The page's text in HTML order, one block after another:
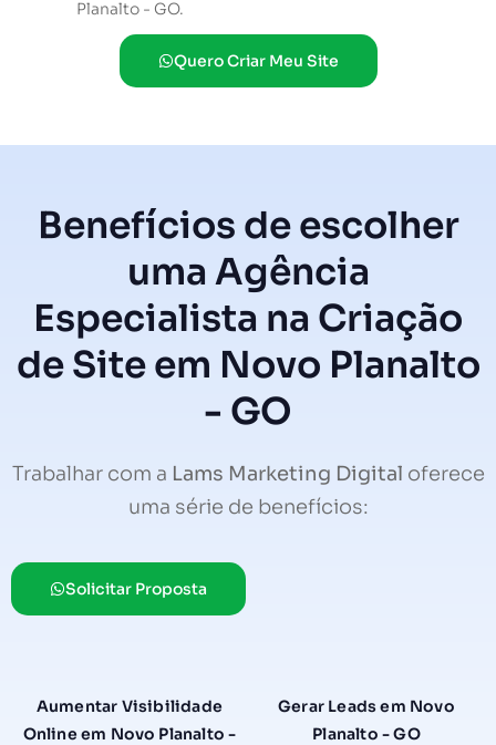
Planalto - GO.
Quero Criar Meu Site
Benefícios de escolher
uma Agência
Especialista na Criação
de Site em Novo Planalto
- GO
Trabalhar com a Lams Marketing Digital oferece
uma série de benefícios:
Solicitar Proposta
Aumentar Visibilidade
Online em Novo Planalto -
Gerar Leads em Novo
Planalto - GO